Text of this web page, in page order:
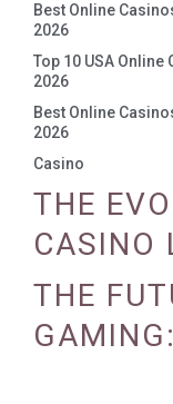
Best Online
2026
Top 10 USA
2026
Best Online
2026
Casino
THE
CASINO
THE